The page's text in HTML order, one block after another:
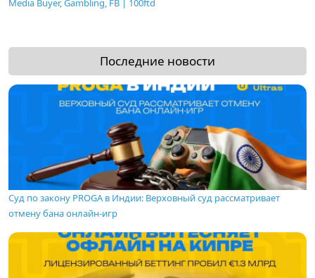
Media Buyer, Gambling, FB | 100ftd
Последние новости
Суд по закону PROGA в Индии: Верховный суд рассматривает
отмену бана онлайн-игр